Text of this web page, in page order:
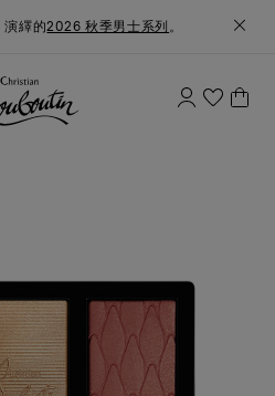
演繹的2026 秋季男士系列 。